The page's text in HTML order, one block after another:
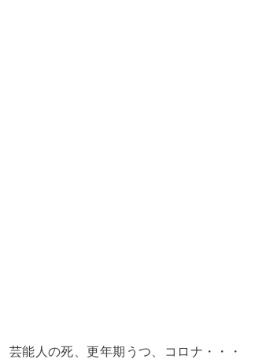
芸能人の死、更年期うつ、コロナ・・・